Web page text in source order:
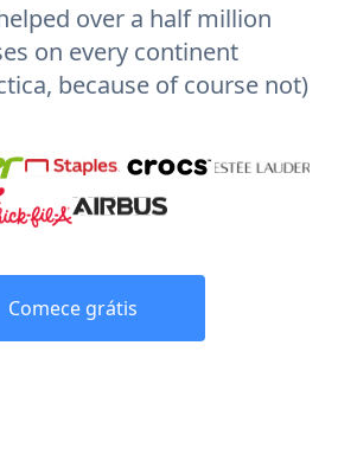
over a half million
on every continent
because of course not)
Comece grátis